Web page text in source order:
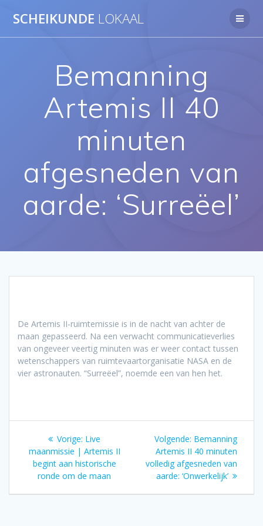
naar
SCHEIKUNDE LOKAAL
Bemanning
Artemis II 40
minuten
afgesneden van
aarde: ‘Surreëel’
De Artemis II-ruimtemissie is in de nacht van achter de
maan gepasseerd. Na een verwacht communicatieverlies
van ongeveer veertig minuten was er weer contact tussen
wetenschappers van ruimtevaartorganisatie NASA en de
vier astronauten. “Surreëel”, noemde een van hen het.
Bericht
navigatie
Vorige: Vorig
bericht:
Live
maanmissie | Artemis II
begint aan historische
ronde om de maan
Volgende: Volgend
bericht:
Bemanning
Artemis II 40 minuten
volledig afgesneden van
aarde: ‘Onwerkelijk’